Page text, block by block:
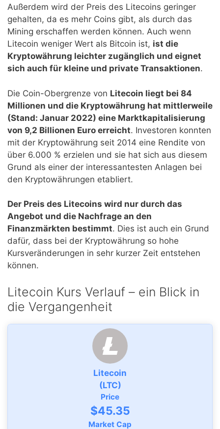
Außerdem wird der Preis des Litecoins geringer
gehalten, da es mehr Coins gibt, als durch das
Mining erschaffen werden können. Auch wenn
Litecoin weniger Wert als Bitcoin ist, ist die
Kryptowährung leichter zugänglich und eignet
sich auch für kleine und private Transaktionen.
Die Coin-Obergrenze von Litecoin liegt bei 84
Millionen und die Kryptowährung hat mittlerweile
(Stand: Januar 2022) eine Marktkapitalisierung
von 9,2 Billionen Euro erreicht. Investoren konnten
mit der Kryptowährung seit 2014 eine Rendite von
über 6.000 % erzielen und sie hat sich aus diesem
Grund als einer der interessantesten Anlagen bei
den Kryptowährungen etabliert.
Der Preis des Litecoins wird nur durch das
Angebot und die Nachfrage an den
Finanzmärkten bestimmt. Dies ist auch ein Grund
dafür, dass bei der Kryptowährung so hohe
Kursveränderungen in sehr kurzer Zeit entstehen
können.
Litecoin Kurs Verlauf – ein Blick in
die Vergangenheit
Litecoin
(LTC)
Price
$45.35
Market Cap